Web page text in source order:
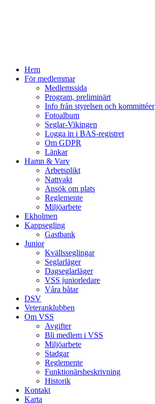
Hem
För medlemmar
Medlemssida
Program, preliminärt
Info från styrelsen och kommittéer
Fotoalbum
Seglar-Vikingen
Logga in i BAS-registret
Om GDPR
Länkar
Hamn & Varv
Arbetsplikt
Nattvakt
Ansök om plats
Reglemente
Miljöarbete
Ekholmen
Kappsegling
Gastbank
Junior
Kvällsseglingar
Seglarläger
Dagseglarläger
VSS juniorledare
Våra båtar
DSV
Veteranklubben
Om VSS
Avgifter
Bli medlem i VSS
Miljöarbete
Stadgar
Reglemente
Funktionärsbeskrivning
Historik
Kontakt
Karta